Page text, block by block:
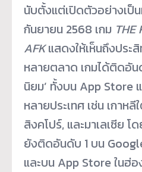
นับตั้งแต่เปิดตัวอย่างเป็
กันยายน 2568 เกม THE
AFKแสดงให้เห็นถึงประ
หลายตลาด เกมได้ติดอั
นิยม’ ทั้งบน App Store
หลายประเทศ เช่น เกาห
สิงคโปร์, และมาเลเซีย โ
ยังติดอันดับ 1 บน
และบน App Store ในฮ่